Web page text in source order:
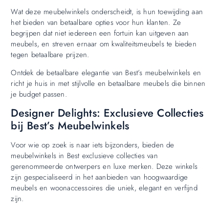
Wat deze meubelwinkels onderscheidt, is hun toewijding aan
het bieden van betaalbare opties voor hun klanten. Ze
begrijpen dat niet iedereen een fortuin kan uitgeven aan
meubels, en streven ernaar om kwaliteitsmeubels te bieden
tegen betaalbare prijzen.
Ontdek de betaalbare elegantie van Best’s meubelwinkels en
richt je huis in met stijlvolle en betaalbare meubels die binnen
je budget passen.
Designer Delights: Exclusieve Collecties
bij Best’s Meubelwinkels
Voor wie op zoek is naar iets bijzonders, bieden de
meubelwinkels in Best exclusieve collecties van
gerenommeerde ontwerpers en luxe merken. Deze winkels
zijn gespecialiseerd in het aanbieden van hoogwaardige
meubels en woonaccessoires die uniek, elegant en verfijnd
zijn.